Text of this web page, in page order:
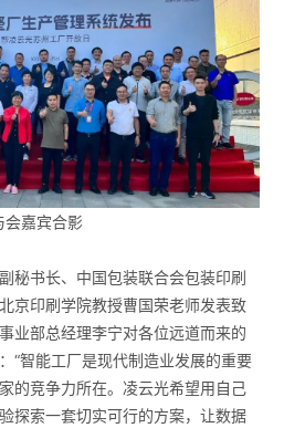
会嘉宾合影
秘书长、中国包装联合会包装印刷
京印刷学院教授曹国荣老师发表致
业部总经理李宁对各位远道而来的
“智能工厂是现代制造业发展的重要
的竞争力所在。凌云光希望用自己
探索一套切实可行的方案，让数据